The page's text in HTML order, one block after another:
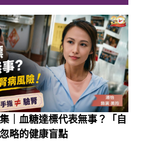
｜血糖達標代表無事？「自
略的健康盲點